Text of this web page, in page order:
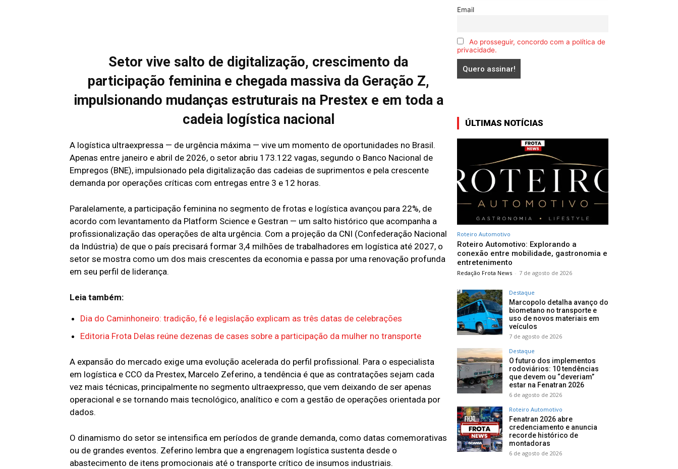
Setor vive salto de digitalização, crescimento da
participação feminina e chegada massiva da Geração Z,
impulsionando mudanças estruturais na Prestex e em toda a
cadeia logística nacional
A logística ultraexpressa — de urgência máxima — vive um momento de oportunidades no Brasil.
Apenas entre janeiro e abril de 2026, o setor abriu 173.122 vagas, segundo o Banco Nacional de
Empregos (BNE), impulsionado pela digitalização das cadeias de suprimentos e pela crescente
demanda por operações críticas com entregas entre 3 e 12 horas.
Paralelamente, a participação feminina no segmento de frotas e logística avançou para 22%, de
acordo com levantamento da Platform Science e Gestran — um salto histórico que acompanha a
profissionalização das operações de alta urgência. Com a projeção da CNI (Confederação Nacional
da Indústria) de que o país precisará formar 3,4 milhões de trabalhadores em logística até 2027, o
setor se mostra como um dos mais crescentes da economia e passa por uma renovação profunda
em seu perfil de liderança.
Leia também:
Dia do Caminhoneiro: tradição, fé e legislação explicam as três datas de celebrações
Editoria Frota Delas reúne dezenas de cases sobre a participação da mulher no transporte
A expansão do mercado exige uma evolução acelerada do perfil profissional. Para o especialista
em logística e CCO da Prestex, Marcelo Zeferino, a tendência é que as contratações sejam cada
vez mais técnicas, principalmente no segmento ultraexpresso, que vem deixando de ser apenas
operacional e se tornando mais tecnológico, analítico e com a gestão de operações orientada por
dados.
O dinamismo do setor se intensifica em períodos de grande demanda, como datas comemorativas
ou de grandes eventos. Zeferino lembra que a engrenagem logística sustenta desde o
abastecimento de itens promocionais até o transporte crítico de insumos industriais.
Email
Ao prosseguir, concordo com a política de
privacidade.
ÚLTIMAS NOTÍCIAS
Roteiro Automotivo
Roteiro Automotivo: Explorando a
conexão entre mobilidade, gastronomia e
entretenimento
Redação Frota News - 7 de agosto de 2026
Destaque
Marcopolo detalha avanço do
biometano no transporte e
uso de novos materiais em
veículos
7 de agosto de 2026
Destaque
O futuro dos implementos
rodoviários: 10 tendências
que devem ou “deveriam”
estar na Fenatran 2026
6 de agosto de 2026
Roteiro Automotivo
Fenatran 2026 abre
credenciamento e anuncia
recorde histórico de
montadoras
6 de agosto de 2026